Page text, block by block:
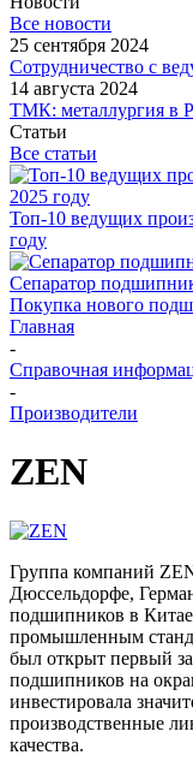
Все новости
25 сентября 2024
Сотрудничество с
14 августа 2024
ТМК: металлургия в
Статьи
Все статьи
Топ-10 ведущих
году
Сепаратор
Покупка нового
Главная
-
Справочная
-
Производители
ZEN
Группа компаний
Дюссельдорфе,
подшипников в
промышленным
был открыт первый
подшипников на
инвестировала
производственные
качества.